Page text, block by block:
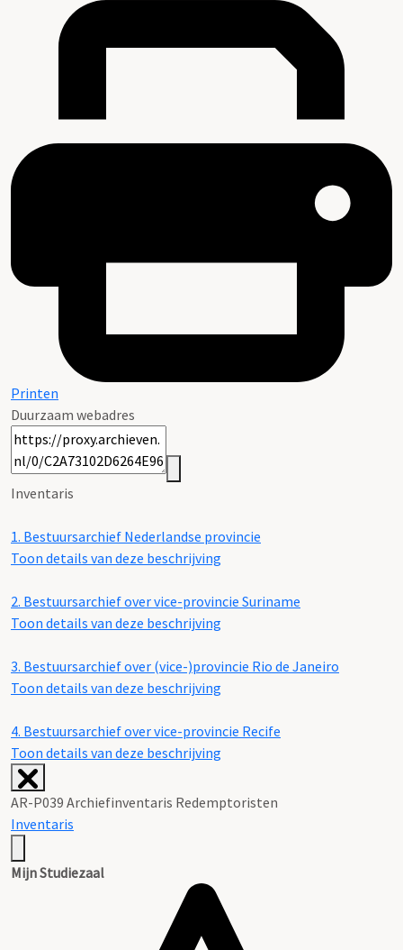
Printen
Duurzaam webadres
Inventaris
1. Bestuursarchief Nederlandse provincie
Toon details van deze beschrijving
2. Bestuursarchief over vice-provincie Suriname
Toon details van deze beschrijving
3. Bestuursarchief over (vice-)provincie Rio de Janeiro
Toon details van deze beschrijving
4. Bestuursarchief over vice-provincie Recife
Toon details van deze beschrijving
AR-P039 Archiefinventaris Redemptoristen
Inventaris
Mijn Studiezaal